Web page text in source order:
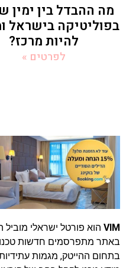
מה ההבדל בין ימין
בפוליטיקה בישראל
להיות מרכז?
לפרטים »
VIM הוא פורטל ישראלי מוביל
באתר מתפרסמים חדשות
בתחום ההייטק, מגמות